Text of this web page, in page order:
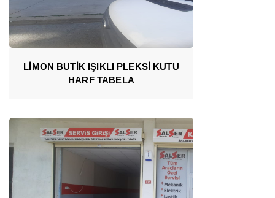
LİMON BUTİK IŞIKLI PLEKSİ KUTU
HARF TABELA